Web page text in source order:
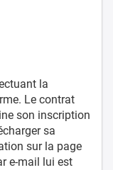
la
Le contrat
son inscription
sa
sur la page
e-mail lui est